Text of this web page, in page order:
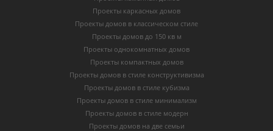
Проекты каркасных домов
Проекты домов в классическом стиле
Проекты домов до 150 кв м
Проекты однокомнатных домов
Проекты компактных домов
Проекты домов в стиле конструктивизма
Проекты домов в стиле кубизма
Проекты домов в стиле минимализм
Проекты домов в стиле модерн
Проекты домов на две семьи